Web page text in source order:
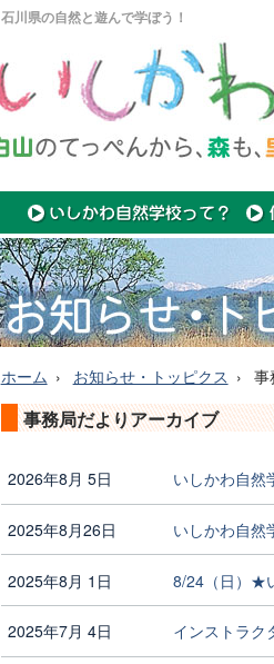
石川県の自然と遊んで学ぼう！
ホーム お知らせ・トッピクス 事
事務局だよりアーカイブ
2026年8月 5日 いしかわ自然
2025年8月26日 いしかわ自
2025年8月 1日 8/24（日）★
2025年7月 4日 インストラク